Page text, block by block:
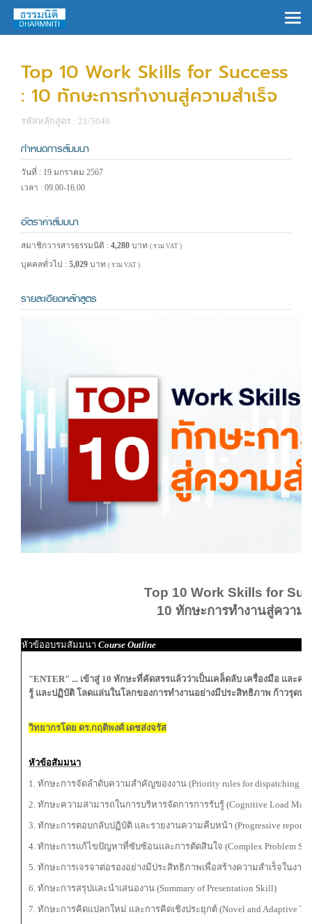
Top 10 Work Skills for Success
: 10 ทักษะการทำงานสู่ความสำเร็จ
รหัสหลักสูตร : 21/5040
กำหนดการสัมมนา
วันที่ : 19 มกราคม 2567
เวลา : 09.00-16.00
อัตราค่าสัมมนา
สมาชิกวารสารธรรมนิติ : 4,280 บาท ( รวม VAT )
บุคคลทั่วไป : 5,029 บาท ( รวม VAT )
รายละเอียดหลักสูตร
Top 10 Work Skills for
10 ทักษะการทำงานสู่ความส
หัวข้ออบรมสัมมนา Course Outline
"ENTER" ... เข้าสู่ 10 ทักษะที่คัดสรรแล้วว่าเป็นเคล็ดลับ เครื่องมือ แล
รู้ และปฏิบัติ โลดแล่นในโลกของการทำงานอย่างมีประสิทธิภาพ ก้าวรุดห
วิทยากรโดย ดร.กฤติพงศ์ เดชส่งจรัส
หัวข้อสัมมนา
1. ทักษะการจัดลำดับความสำคัญของงาน (Priority rules for dispatching
2. ทักษะความสามารถในการบริหารจัดการการรับรู้ (Cognitive Load
3. ทักษะการตอบกลับปฏิบัติ และรายงานความคีบหน้า (Progressive
4. ทักษะการแก้ไขปัญหาที่ซับซ้อนและการตัดสินใจ (Complex Problem
5. ทักษะการเจรจาต่อรองอย่างมีประสิทธิภาพเพื่อสร้างความสำเร็จในงาน
6. ทักษะการสรุปและนำเสนองาน (Summary of Presentation Skill)
7. ทักษะการคิดแปลกใหม่ และการคิดเชิงประยุกต์ (Novel and Adaptive
×